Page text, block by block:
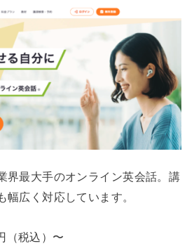
界最大手のオンライン英会話。講
幅広く対応しています。
（税込）〜